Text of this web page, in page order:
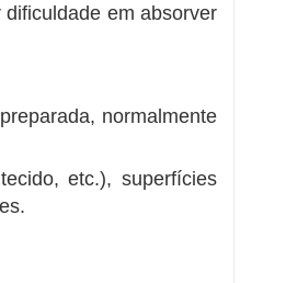
em absorver
normalmente
etc.), superfícies